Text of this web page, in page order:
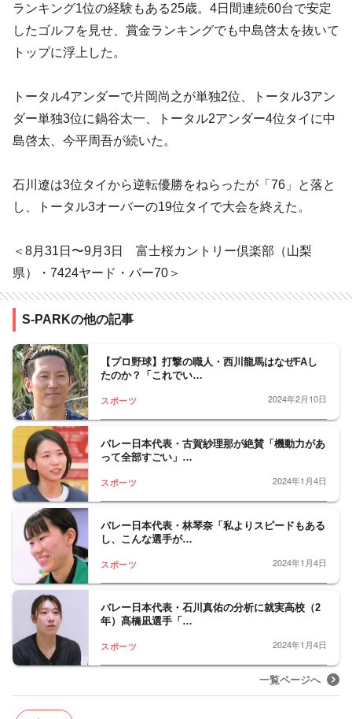
ランキング1位の経験もある25歳。4日間連続60台で安定
したゴルフを見せ、賞金ランキングでも中島啓太を抜いて
トップに浮上した。
トータル4アンダーで片岡尚之が単独2位、トータル3アン
ダー単独3位に鍋谷太一、トータル2アンダー4位タイに中
島啓太、今平周吾が続いた。
石川遼は3位タイから逆転優勝をねらったが「76」と落と
し、トータル3オーバーの19位タイで大会を終えた。
＜8月31日〜9月3日 富士桜カントリー倶楽部（山梨
県）・7424ヤード・パー70＞
S-PARKの他の記事
【プロ野球】打撃の職人・西川龍馬はなぜFAし
たのか？「これでい…
スポーツ 2024年2月10日
バレー日本代表・古賀紗理那が絶賛「機動力があ
って全部すごい」…
スポーツ 2024年1月4日
バレー日本代表・林琴奈「私よりスピードもある
し、こんな選手が…
スポーツ 2024年1月4日
バレー日本代表・石川真佑の分析に就実高校（2
年）髙橋凪選手「…
スポーツ 2024年1月4日
一覧ページへ